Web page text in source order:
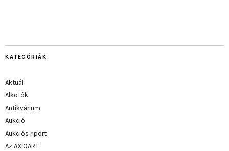
KATEGÓRIÁK
Aktuál
Alkotók
Antikvárium
Aukció
Aukciós riport
Az AXIOART